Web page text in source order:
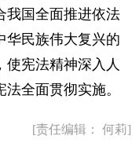
我国全面推进依法
华民族伟大复兴的
使宪法精神深入人
全面贯彻实施。
[责任编辑： 何莉]